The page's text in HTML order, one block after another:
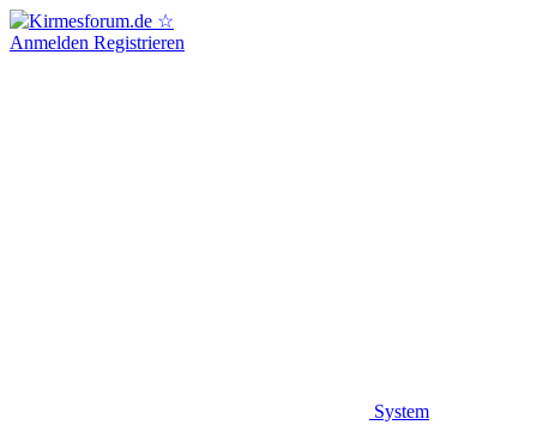
Anmelden Registrieren
System